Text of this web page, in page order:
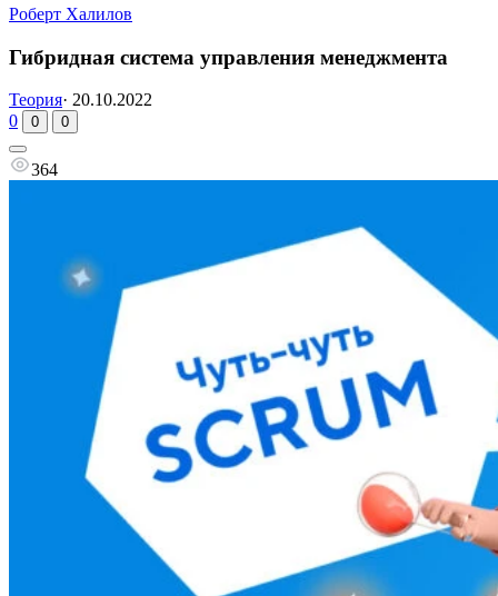
Роберт Халилов
Гибридная система управления менеджмента
Теория· 20.10.2022
0
0 0
364